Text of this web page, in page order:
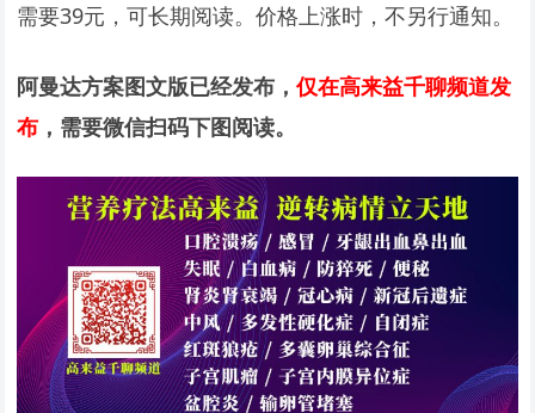
需要39元，可长期阅读。价格上涨时，不另行通知。
阿曼达方案图文版已经发布，仅在高来益千聊频道发
布 ，需要微信扫码下图阅读。